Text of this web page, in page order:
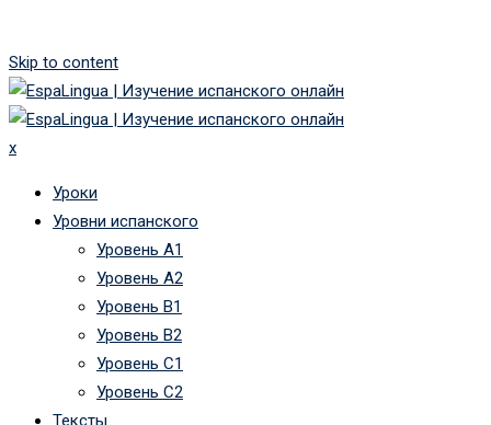
Skip to content
x
Уроки
Уровни испанского
Уровень А1
Уровень А2
Уровень B1
Уровень B2
Уровень C1
Уровень C2
Тексты